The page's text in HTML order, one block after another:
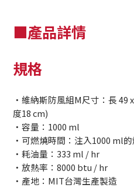
■產品詳情
規格
・維納斯防風組M尺寸：長 49
度18 cm)
・容量：1000 ml
・可燃燒時間：注入1000 ml
・耗油量：333 ml / hr
・放熱率：8000 btu / hr
・產地：MIT台灣生產製造